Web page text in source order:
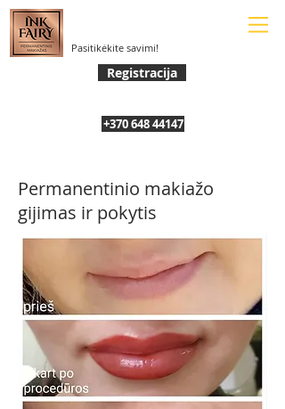
Pasitikėkite savimi!
Registracija
+370 648 44147
Permanentinio makiažo
gijimas ir pokytis